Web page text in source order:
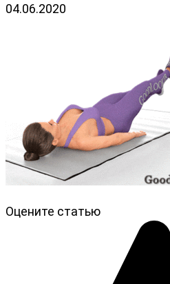
04.06.2020
Оцените статью